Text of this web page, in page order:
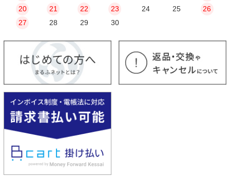
20
21 22 23 24 25
26
27
28 29 30